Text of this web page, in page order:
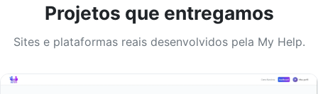
Projetos que entregamos
Sites e plataformas reais desenvolvidos pela My Help.